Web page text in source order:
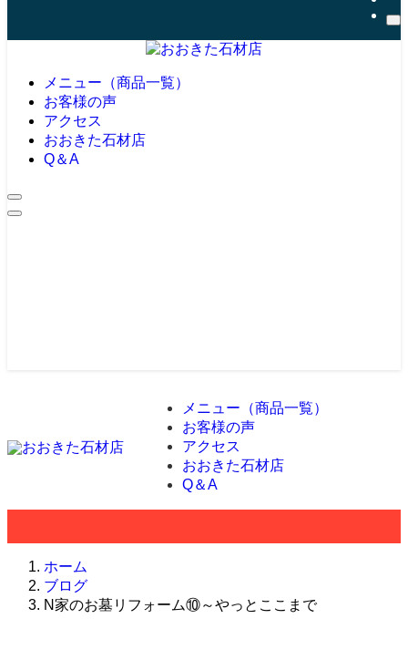
メニュー（商品一覧）
お客様の声
アクセス
おおきた石材店
Q＆A
メニュー（商品一覧）
お客様の声
アクセス
おおきた石材店
Q＆A
ホーム
ブログ
N家のお墓リフォーム⑩～やっとここまで